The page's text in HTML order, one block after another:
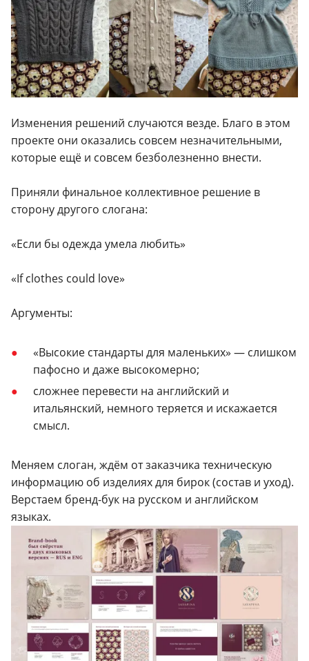
Изменения решений случаются везде. Благо в этом
проекте они оказались совсем незначительными,
которые ещё и совсем безболезненно внести.
Приняли финальное коллективное решение в
сторону другого слогана:
«Если бы одежда умела любить»
«If clothes could love»
Аргументы:
«Высокие стандарты для маленьких» — слишком
пафосно и даже высокомерно;
сложнее перевести на английский и
итальянский, немного теряется и искажается
смысл.
Меняем слоган, ждём от заказчика техническую
информацию об изделиях для бирок (состав и уход).
Верстаем бренд-бук на русском и английском
языках.